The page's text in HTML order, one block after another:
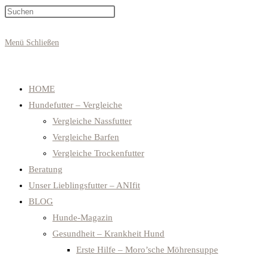
Suche
panel.
Menü Schließen
HOME
Hundefutter – Vergleiche
Vergleiche Nassfutter
Vergleiche Barfen
Vergleiche Trockenfutter
Beratung
Unser Lieblingsfutter – ANIfit
BLOG
Hunde-Magazin
Gesundheit – Krankheit Hund
Erste Hilfe – Moro’sche Möhrensuppe